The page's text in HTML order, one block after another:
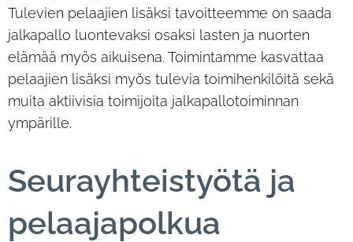
Tulevien pelaajien lisäksi tavoitteemme on saada
jalkapallo luontevaksi osaksi lasten ja nuorten
elämää myös aikuisena. Toimintamme kasvattaa
pelaajien lisäksi myös tulevia toimihenkilöitä sekä
muita aktiivisia toimijoita jalkapallotoiminnan
ympärille.
Seurayhteistyötä ja
pelaajapolkua